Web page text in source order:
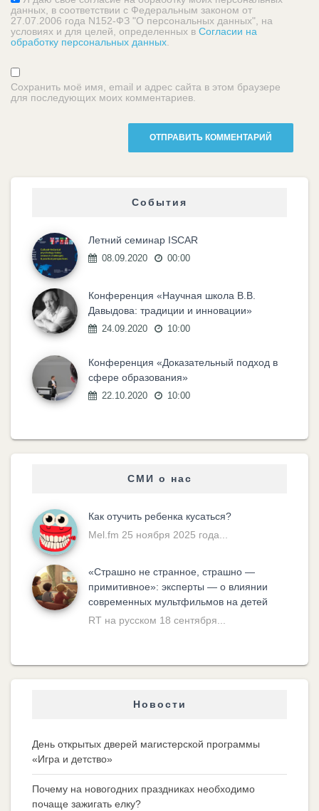
данных, в соответствии с Федеральным законом от
27.07.2006 года N152-ФЗ "О персональных данных", на
условиях и для целей, определенных в Согласии на
обработку персональных данных.
Сохранить моё имя, email и адрес сайта в этом браузере
для последующих моих комментариев.
События
Летний семинар ISCAR
08.09.2020 00:00
Конференция «Научная школа В.В.
Давыдова: традиции и инновации»
24.09.2020 10:00
Конференция «Доказательный подход в
сфере образования»
22.10.2020 10:00
СМИ о нас
Как отучить ребенка кусаться?
Mel.fm 25 ноября 2025 года...
«Cтрашно не странное, страшно —
примитивное»: эксперты — о влиянии
современных мультфильмов на детей
RT на русском 18 сентября...
Новости
День открытых дверей магистерской программы
«Игра и детство»
Почему на новогодних праздниках необходимо
почаще зажигать елку?